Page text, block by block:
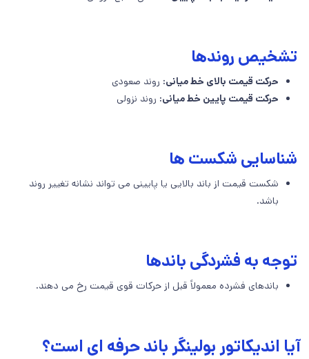
تشخیص روندها
حرکت قیمت بالای خط میانی: روند صعودی
حرکت قیمت پایین خط میانی: روند نزولی
شناسایی شکست ها
شکست قیمت از باند بالایی یا پایینی می تواند نشانه تغییر روند
باشد.
توجه به فشردگی باندها
باندهای فشرده معمولاً قبل از حرکات قوی قیمت رخ می دهند.
آیا اندیکاتور بولینگر باند حرفه ای است؟